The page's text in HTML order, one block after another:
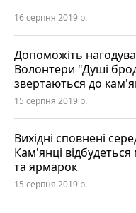
16 серпня 2019 р.
Допоможіть
Волонтери "Душі
звертаються до
15 серпня 2019 р.
Вихідні сповнені
Кам'янці
та ярмарок
15 серпня 2019 р.